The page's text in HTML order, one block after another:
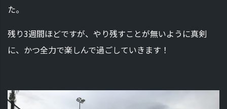
た。
残り3週間ほどですが、やり残すことが無いように真剣
に、かつ全力で楽しんで過ごしていきます！